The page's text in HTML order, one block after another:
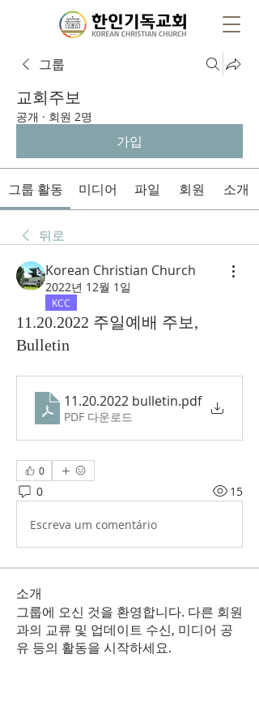
그룹
교회주보
공개 · 회원 2명
가입
그룹 활동 미디어 파일 회원 소개
뒤로
Korean Christian Church
2022년 12월 1일
KCC
11.20.2022 주일예배 주보,
Bulletin
11.20.2022 bulletin.pdf
PDF 다운로드
0
0 15
Escreva um comentário
소개
그룹에 오신 것을 환영합니다. 다른 회원
과의 교류 및 업데이트 수신, 미디어 공
유 등의 활동을 시작하세요.